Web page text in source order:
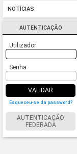
NOTÍCIAS
AUTENTICAÇÃO
Utilizador
Senha
VALIDAR
Esqueceu-se da password?
AUTENTICAÇÃO
FEDERADA